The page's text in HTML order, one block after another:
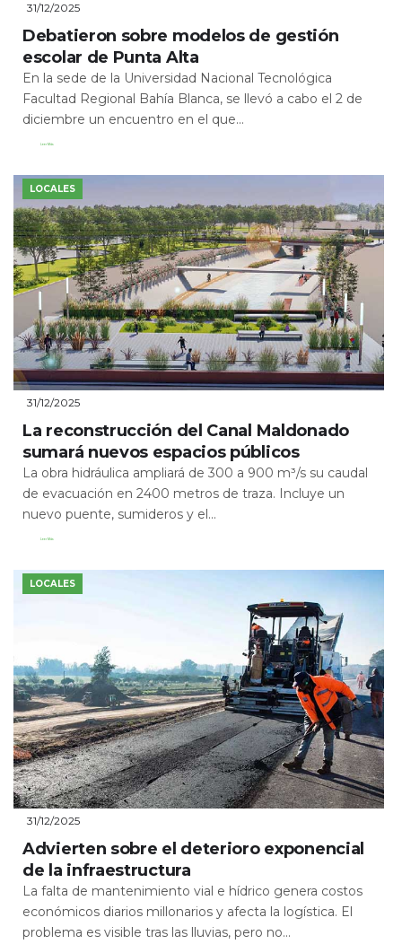
31/12/2025
Debatieron sobre modelos de gestión
escolar de Punta Alta
En la sede de la Universidad Nacional Tecnológica
Facultad Regional Bahía Blanca, se llevó a cabo el 2 de
diciembre un encuentro en el que...
Leer Más
LOCALES
31/12/2025
La reconstrucción del Canal Maldonado
sumará nuevos espacios públicos
La obra hidráulica ampliará de 300 a 900 m³/s su caudal
de evacuación en 2400 metros de traza. Incluye un
nuevo puente, sumideros y el...
Leer Más
LOCALES
31/12/2025
Advierten sobre el deterioro exponencial
de la infraestructura
La falta de mantenimiento vial e hídrico genera costos
económicos diarios millonarios y afecta la logística. El
problema es visible tras las lluvias, pero no...